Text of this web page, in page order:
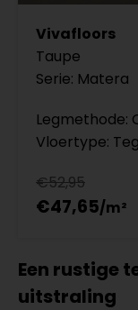
Vivafloors
Taupe
Serie: Matera
Legmethode:
Vloertype:
€52,95
€47,65
Een rustige
uitstraling